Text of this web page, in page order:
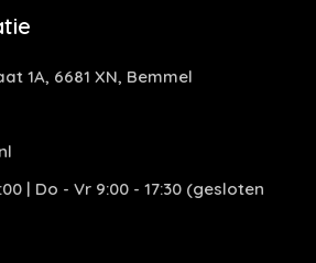
1A, 6681 XN, Bemmel
| Do - Vr 9:00 - 17:30 (gesloten